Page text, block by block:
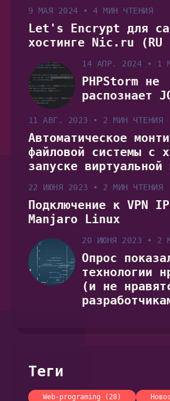
9 МАЯ 2024 • 4 МИН ЧТЕНИЯ
Let's Encrypt для
хостинге Nic.ru
14 АПР. 2024 • 1
PHPStorm не
распознает
11 АВГ. 2023 • 2 МИН ЧТЕНИЯ
Автоматическое
файловой системы с
запуске виртуальной
22 ИЮНЯ 2023 • 2 МИН ЧТЕНИЯ
Подключение к VPN
Manjaro Linux
20 ИЮНЯ 2023 • 2
Опрос
технологии
(и не
Теги
Web-programing (28)